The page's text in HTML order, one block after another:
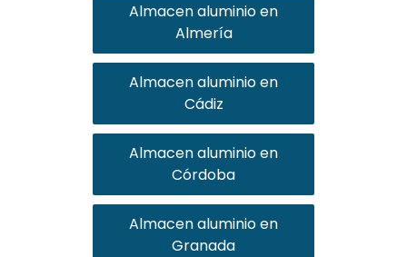
Almacen aluminio en
Almería
Almacen aluminio en
Cádiz
Almacen aluminio en
Córdoba
Almacen aluminio en
Granada